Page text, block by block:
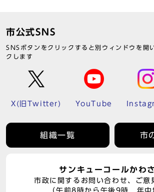
市公式SNS
SNSボタンをクリックすると別ウィンドウを開
クします
X(旧Twitter) YouTube
組織一覧 市
サンキューコールかわ
市政に関するお問い合わせ、ご意
（午前8時から午後9時 年中